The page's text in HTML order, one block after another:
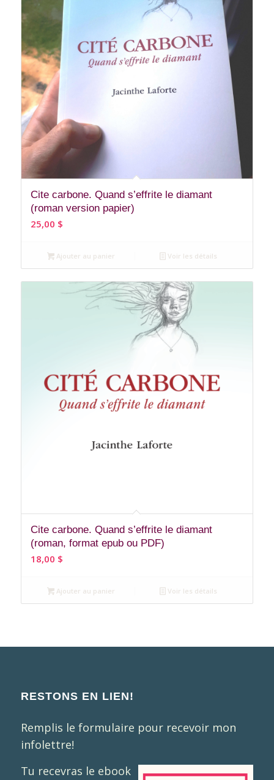
5.00
Cite carbone. Quand s’effrite le diamant
(roman version papier)
25,00 $
Ajouter au panier Voir les détails
Cite carbone. Quand s’effrite le diamant
(roman, format epub ou PDF)
18,00 $
Ajouter au panier Voir les détails
RESTONS EN LIEN!
Remplis le formulaire pour recevoir mon
infolettre!
Tu recevras le ebook